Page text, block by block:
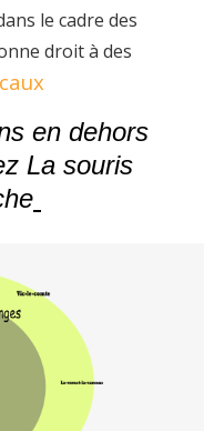
le cadre des
droit à des
en dehors
La souris